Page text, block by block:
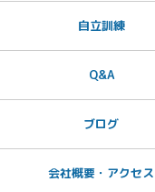
自立訓練
Q&A
ブログ
会社概要・アクセス